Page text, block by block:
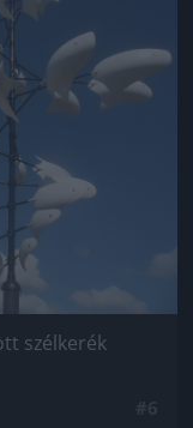
szélkerék